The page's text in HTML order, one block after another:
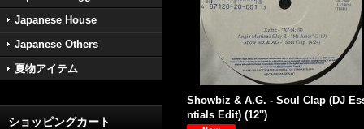
Japanese House
Japanese Others
夏物アイテム
ショッピングカート
Showbiz & A.G. - Soul Clap (DJ
ntials Edit) (12'')